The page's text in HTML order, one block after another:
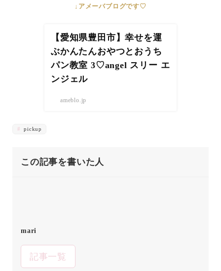
↓アメーバブログです♡
【愛知県豊田市】幸せを運
ぶかんたんおやつとおうち
パン教室 3♡angel スリー エ
ンジェル
ameblo.jp
pickup
この記事を書いた人
mari
記事一覧